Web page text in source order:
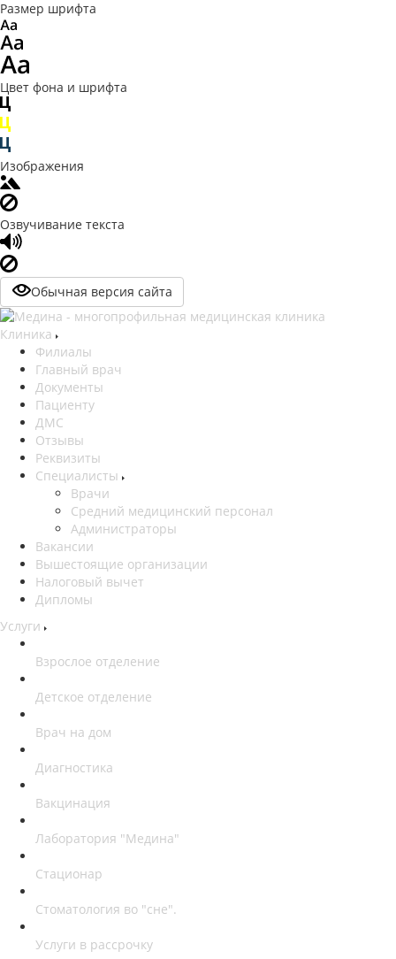
Размер шрифта
Цвет фона и шрифта
Изображения
Озвучивание текста
Обычная версия сайта
Клиника
Филиалы
Главный врач
Документы
Пациенту
ДМС
Отзывы
Реквизиты
Специалисты
Врачи
Средний медицинский персонал
Администраторы
Вакансии
Вышестоящие организации
Налоговый вычет
Дипломы
Услуги
Взрослое отделение
Детское отделение
Врач на дом
Диагностика
Вакцинация
Лаборатория "Медина"
Стационар
Стоматология во "сне".
Услуги в рассрочку